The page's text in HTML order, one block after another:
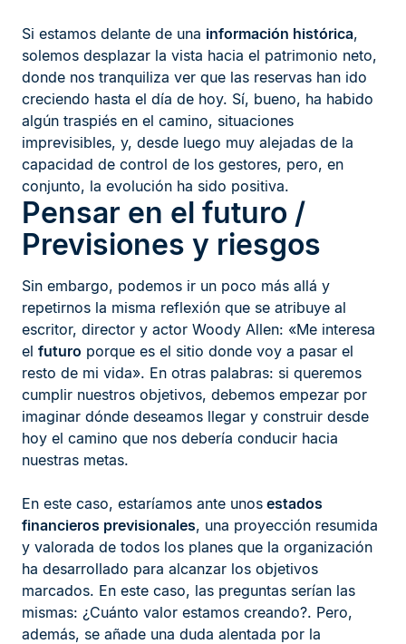
Si estamos delante de una información histórica,
solemos desplazar la vista hacia el patrimonio neto,
donde nos tranquiliza ver que las reservas han ido
creciendo hasta el día de hoy. Sí, bueno, ha habido
algún traspiés en el camino, situaciones
imprevisibles, y, desde luego muy alejadas de la
capacidad de control de los gestores, pero, en
conjunto, la evolución ha sido positiva.
Pensar en el futuro /
Previsiones y riesgos
Sin embargo, podemos ir un poco más allá y
repetirnos la misma reflexión que se atribuye al
escritor, director y actor Woody Allen: «Me interesa
el futuro porque es el sitio donde voy a pasar el
resto de mi vida». En otras palabras: si queremos
cumplir nuestros objetivos, debemos empezar por
imaginar dónde deseamos llegar y construir desde
hoy el camino que nos debería conducir hacia
nuestras metas.
En este caso, estaríamos ante unos estados
financieros previsionales, una proyección resumida
y valorada de todos los planes que la organización
ha desarrollado para alcanzar los objetivos
marcados. En este caso, las preguntas serían las
mismas: ¿Cuánto valor estamos creando?. Pero,
además, se añade una duda alentada por la